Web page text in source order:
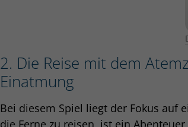
2. Die Reise mit dem
Einatmung
Bei diesem Spiel liegt der Fokus auf
die Ferne zu reisen, ist ein